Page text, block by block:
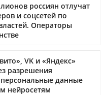
россиян отлучат
и соцсетей по
Операторы
VK и «Яндекс»
разрешения
данные
нейросетям